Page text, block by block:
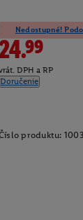
Nedostupné!
DPH a RP
Doručenie
produktu: